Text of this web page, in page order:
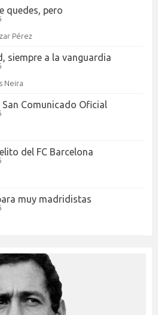
quedes, pero
Pérez
siempre a la vanguardia
Neira
Comunicado Oficial
del FC Barcelona
muy madridistas